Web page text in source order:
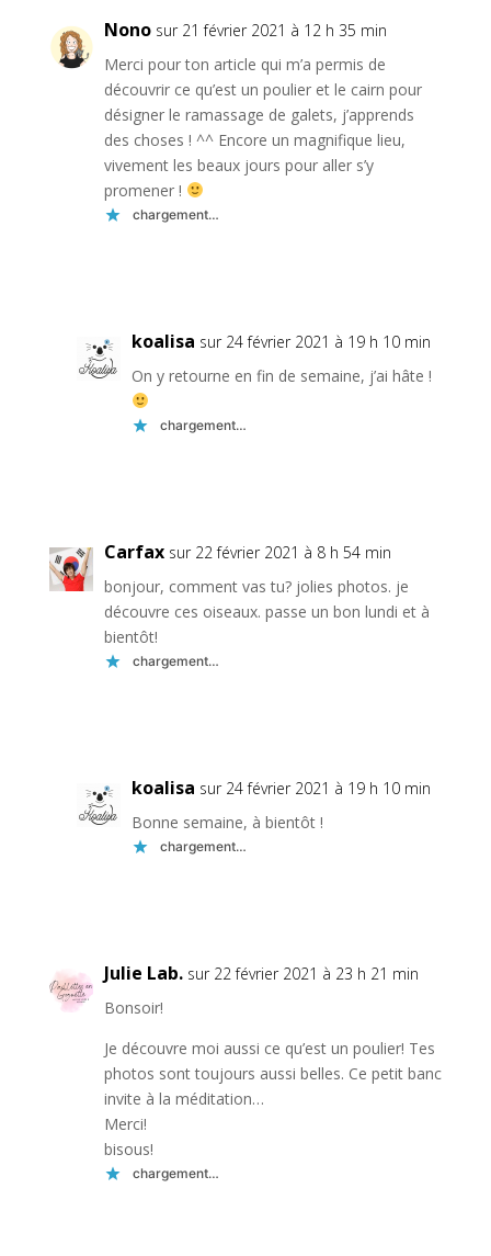
Nono sur 21 février 2021 à 12 h 35 min
Merci pour ton article qui m’a permis de
découvrir ce qu’est un poulier et le cairn pour
désigner le ramassage de galets, j’apprends
des choses ! ^^ Encore un magnifique lieu,
vivement les beaux jours pour aller s’y
promener !
chargement…
koalisa sur 24 février 2021 à 19 h 10 min
On y retourne en fin de semaine, j’ai hâte !
chargement…
Carfax sur 22 février 2021 à 8 h 54 min
bonjour, comment vas tu? jolies photos. je
découvre ces oiseaux. passe un bon lundi et à
bientôt!
chargement…
koalisa sur 24 février 2021 à 19 h 10 min
Bonne semaine, à bientôt !
chargement…
Julie Lab. sur 22 février 2021 à 23 h 21 min
Bonsoir!
Je découvre moi aussi ce qu’est un poulier! Tes
photos sont toujours aussi belles. Ce petit banc
invite à la méditation…
Merci!
bisous!
chargement…